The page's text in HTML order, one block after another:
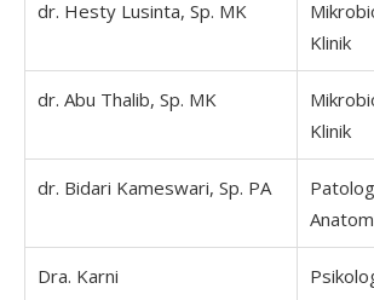
dr. Hesty Lusinta, Sp. MK
Klinik
dr. Abu Thalib, Sp. MK
Klinik
dr. Bidari Kameswari, Sp. PA
Dra. Karni